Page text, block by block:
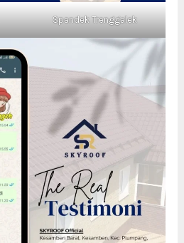
Spandek Trenggalek